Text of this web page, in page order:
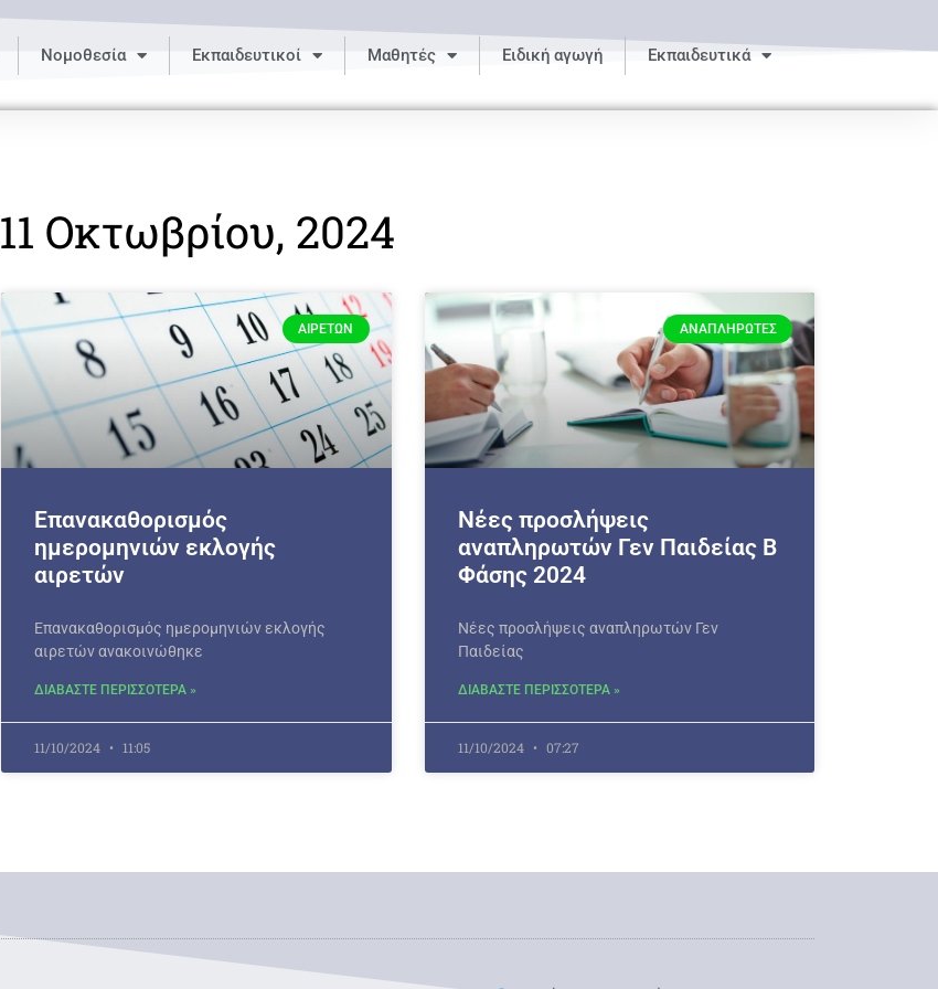
Νομοθεσία Εκπαιδευτικοί Μαθητές Ειδική αγωγή Εκπαιδευτικά
11 Οκτωβρίου, 2024
ΑΙΡΕΤΏΝ
Επανακαθορισμός
ημερομηνιών εκλογής
αιρετών
Επανακαθορισμός ημερομηνιών εκλογής
αιρετών ανακοινώθηκε
ΔΙΑΒΑΣΤΕ ΠΕΡΙΣΣΟΤΕΡΑ »
11/10/2024 11:05
ΑΝΑΠΛΗΡΩΤΈΣ
Νέες προσλήψεις
αναπληρωτών Γεν Παιδείας Β
Φάσης 2024
Νέες προσλήψεις αναπληρωτών Γεν
Παιδείας
ΔΙΑΒΑΣΤΕ ΠΕΡΙΣΣΟΤΕΡΑ »
11/10/2024 07:27